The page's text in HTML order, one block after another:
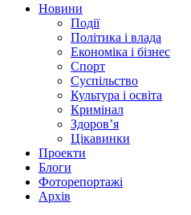
Новини
Події
Політика і влада
Економіка і бізнес
Спорт
Суспільство
Культура і освіта
Кримінал
Здоров’я
Цікавинки
Проекти
Блоги
Фоторепортажі
Архів